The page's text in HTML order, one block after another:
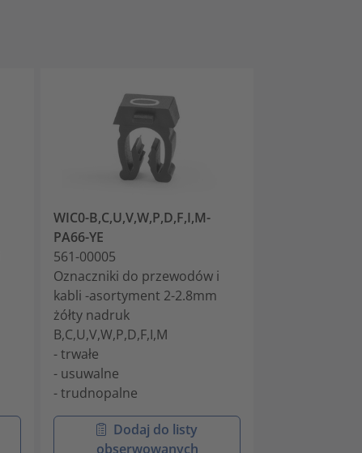
WIC0-B,C,U,V,W,P,D,F,I,M-
PA66-YE
561-00005
Oznaczniki do przewodów i
kabli -asortyment 2-2.8mm
żółty nadruk
B,C,U,V,W,P,D,F,I,M
- trwałe
- usuwalne
- trudnopalne
Dodaj do listy
obserwowanych